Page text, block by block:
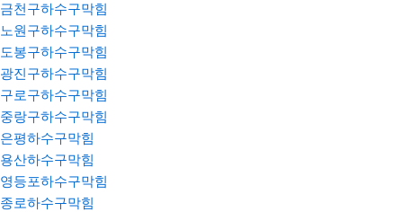
금천구하수구막힘
노원구하수구막힘
도봉구하수구막힘
광진구하수구막힘
구로구하수구막힘
중랑구하수구막힘
은평하수구막힘
용산하수구막힘
영등포하수구막힘
종로하수구막힘